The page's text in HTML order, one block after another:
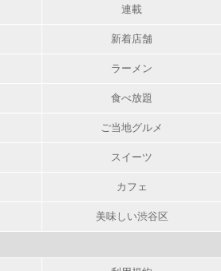
連載
新着店舗
ラーメン
食べ放題
ご当地グルメ
スイーツ
カフェ
美味しい渋谷区